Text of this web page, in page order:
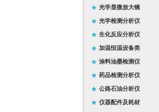
光学显微放大镜
光学检测分析仪
生化反应分析仪
加温恒温设备类
涂料油墨检测仪
药品检测分析仪
公路石油分析仪
仪器配件及耗材